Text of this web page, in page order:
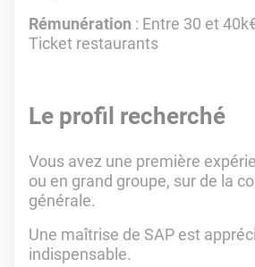
Rémunération : Entre 30 et
Ticket restaurants
Le profil recherché
Vous avez une première
ou en grand groupe, sur de la
générale.
Une maîtrise de SAP est
indispensable.